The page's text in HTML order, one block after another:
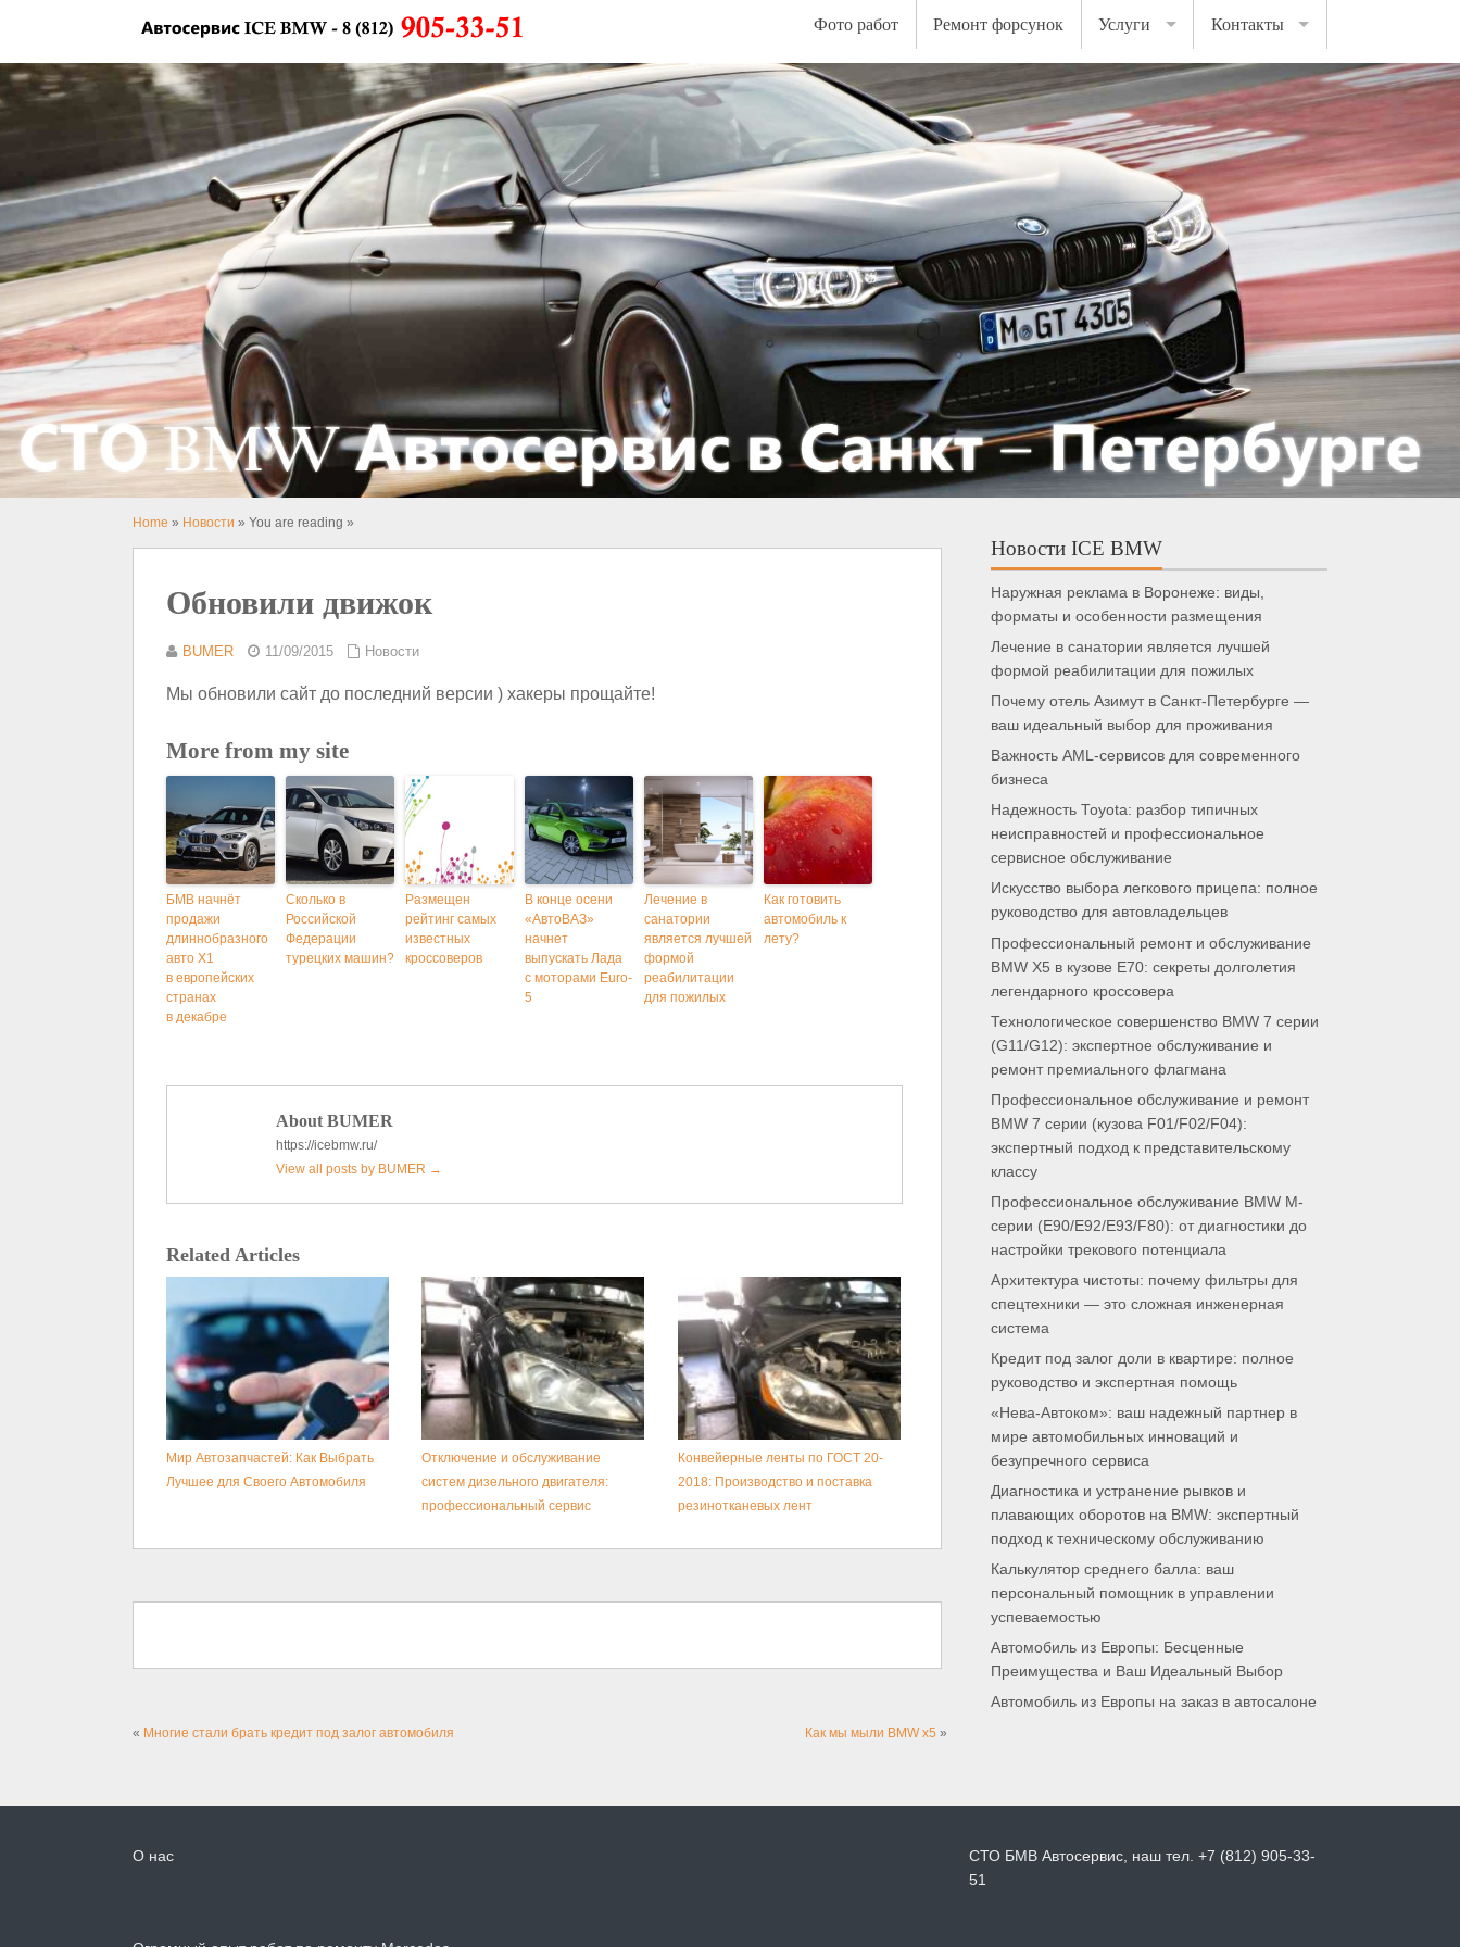
Фото работ Ремонт форсунок Услуги Контакты
Home » Новости » You are reading »
Обновили движок
BUMER 11/09/2015 Новости
Мы обновили сайт до последний версии ) хакеры прощайте!
More from my site
БМВ начнёт
продажи
длиннобразного
авто X1
в европейских
странах
в декабре
Сколько в
Российской
Федерации
турецких машин?
Размещен
рейтинг самых
известных
кроссоверов
В конце осени
«АвтоВАЗ»
начнет
выпускать Лада
с моторами Euro-
5
Лечение в
санатории
является лучшей
формой
реабилитации
для пожилых
Как готовить
автомобиль к
лету?
About BUMER
https://icebmw.ru/
View all posts by BUMER →
Related Articles
Мир Автозапчастей: Как Выбрать
Лучшее для Своего Автомобиля
Отключение и обслуживание
систем дизельного двигателя:
профессиональный сервис
Конвейерные ленты по ГОСТ 20-
2018: Производство и поставка
резинотканевых лент
« Многие стали брать кредит под залог автомобиля Как мы мыли BMW x5 »
Новости ICE BMW
Наружная реклама в Воронеже: виды,
форматы и особенности размещения
Лечение в санатории является лучшей
формой реабилитации для пожилых
Почему отель Азимут в Санкт-Петербурге —
ваш идеальный выбор для проживания
Важность AML-сервисов для современного
бизнеса
Надежность Toyota: разбор типичных
неисправностей и профессиональное
сервисное обслуживание
Искусство выбора легкового прицепа: полное
руководство для автовладельцев
Профессиональный ремонт и обслуживание
BMW X5 в кузове E70: секреты долголетия
легендарного кроссовера
Технологическое совершенство BMW 7 серии
(G11/G12): экспертное обслуживание и
ремонт премиального флагмана
Профессиональное обслуживание и ремонт
BMW 7 серии (кузова F01/F02/F04):
экспертный подход к представительскому
классу
Профессиональное обслуживание BMW M-
серии (E90/E92/E93/F80): от диагностики до
настройки трекового потенциала
Архитектура чистоты: почему фильтры для
спецтехники — это сложная инженерная
система
Кредит под залог доли в квартире: полное
руководство и экспертная помощь
«Нева-Автоком»: ваш надежный партнер в
мире автомобильных инноваций и
безупречного сервиса
Диагностика и устранение рывков и
плавающих оборотов на BMW: экспертный
подход к техническому обслуживанию
Калькулятор среднего балла: ваш
персональный помощник в управлении
успеваемостью
Автомобиль из Европы: Бесценные
Преимущества и Ваш Идеальный Выбор
Автомобиль из Европы на заказ в автосалоне
О нас
СТО БМВ Автосервис, наш тел. +7 (812) 905-33-
51